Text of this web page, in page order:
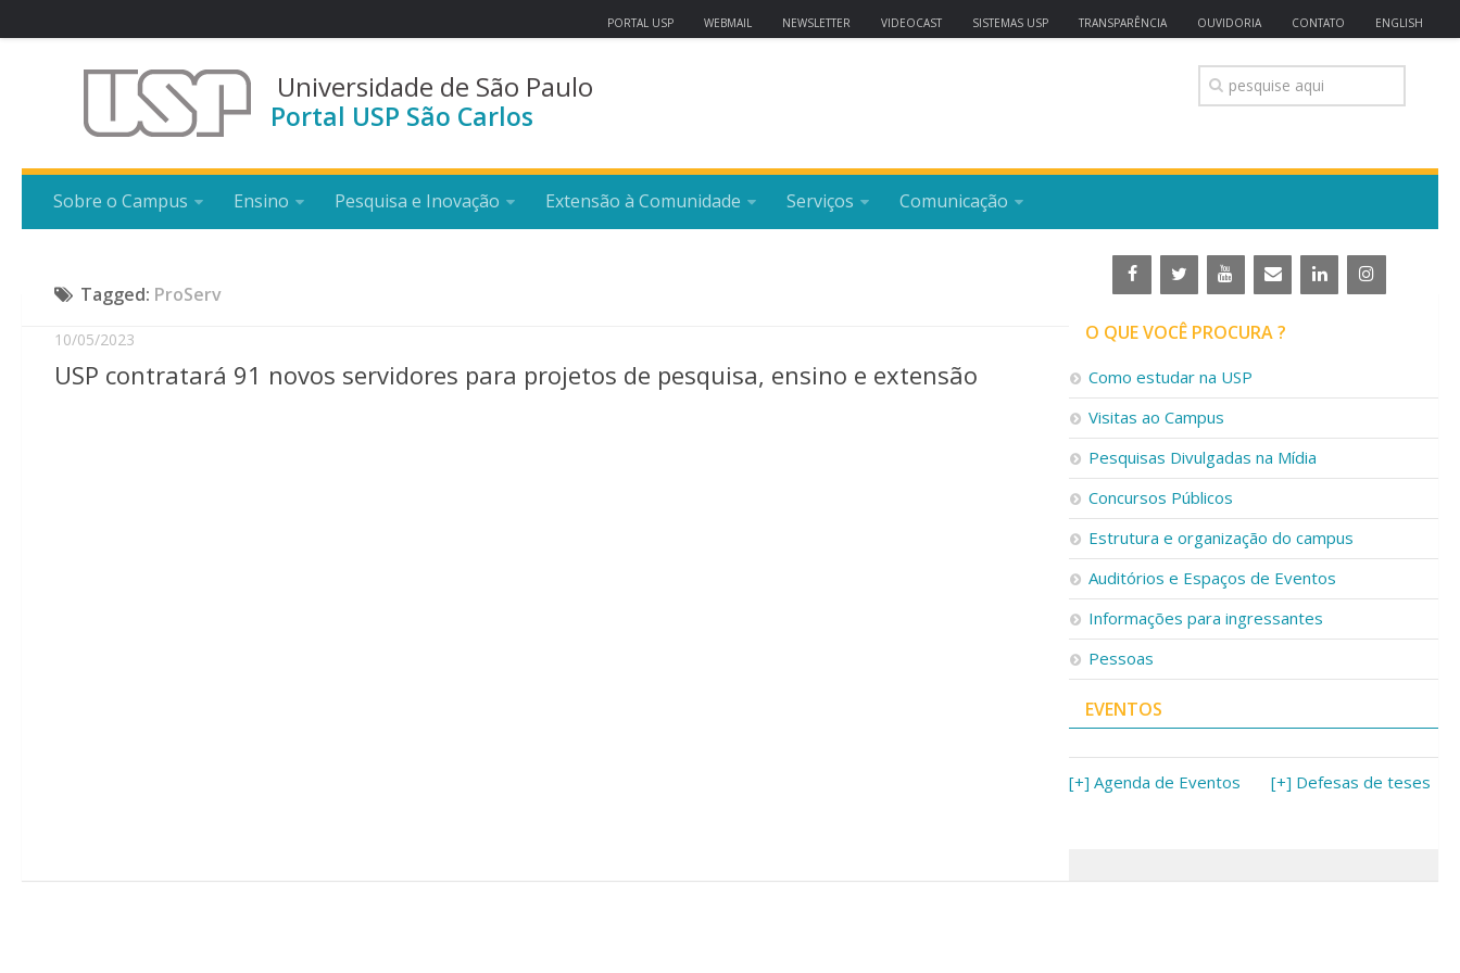
PORTAL USP WEBMAIL NEWSLETTER VIDEOCAST SISTEMAS USP TRANSPARÊNCIA OUVIDORIA CONTATO ENGLISH
Universidade de São Paulo
Portal USP São Carlos
Sobre o Campus Ensino Pesquisa e Inovação Extensão à Comunidade Serviços Comunicação
Tagged: ProServ
10/05/2023
USP contratará 91 novos servidores para projetos de pesquisa, ensino e extensão
O QUE VOCÊ PROCURA ?
Como estudar na USP
Visitas ao Campus
Pesquisas Divulgadas na Mídia
Concursos Públicos
Estrutura e organização do campus
Auditórios e Espaços de Eventos
Informações para ingressantes
Pessoas
EVENTOS
[+] Agenda de Eventos [+] Defesas de teses